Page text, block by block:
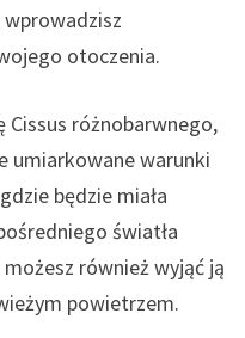
otoczenia.
Cissus różnobarwnego,
umiarkowane warunki
będzie miała
światła
również wyjąć ją
powietrzem.